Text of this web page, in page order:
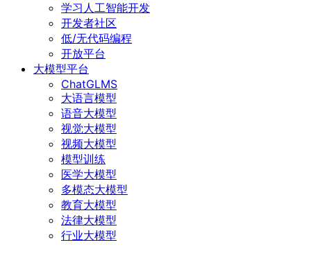
学习人工智能开发
开发者社区
低/无代码编程
开放平台
大模型平台
ChatGLMS
大语言模型
语音大模型
视觉大模型
视频大模型
模型训练
医学大模型
多模态大模型
教育大模型
法律大模型
行业大模型